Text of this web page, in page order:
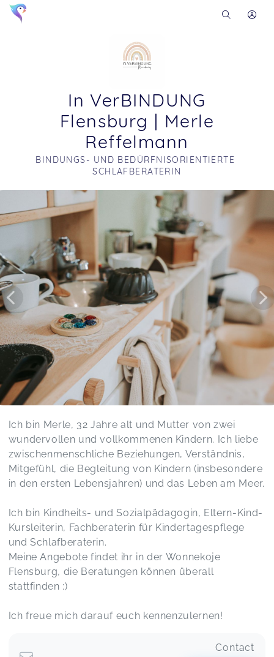
In VerBINDUNG
Flensburg | Merle
Reffelmann
BINDUNGS- UND BEDÜRFNISORIENTIERTE
SCHLAFBERATERIN
Soon you will learn more about me here...
Ich bin Merle, 32 Jahre alt und Mutter von zwei
wundervollen und vollkommenen Kindern. Ich liebe
zwischenmenschliche Beziehungen, Verständnis,
Mitgefühl, die Begleitung von Kindern (insbesondere
in den ersten Lebensjahren) und das Leben am Meer.
Ich bin Kindheits- und Sozialpädagogin, Eltern-Kind-
Kursleiterin, Fachberaterin für Kindertagespflege
und Schlafberaterin.
Meine Angebote findet ihr in der Wonnekoje
Flensburg, die Beratungen können überall
stattfinden :)
Ich freue mich darauf euch kennenzulernen!
Contact